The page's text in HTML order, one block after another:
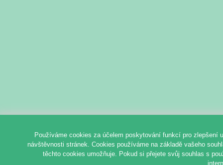
Používáme cookies za účelem poskytování funkcí pro zlepšení
návštěvnosti stránek. Cookies používáme na základě vašeho
těchto cookies umožňuje. Pokud si přejete svůj souhlas s